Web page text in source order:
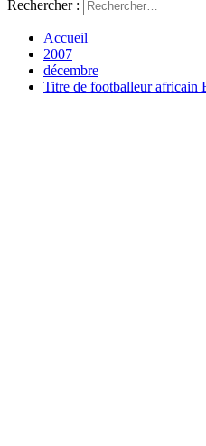
Rechercher :
Accueil
2007
décembre
Titre de footballeur africain